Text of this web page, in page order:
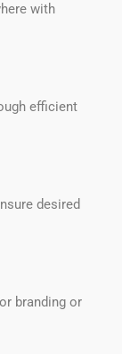
with
efficient
desired
branding or